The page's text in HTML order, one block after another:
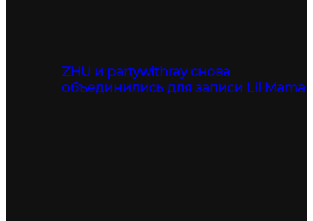
ZHU и partywithray снова
объединились для записи Lil Mama